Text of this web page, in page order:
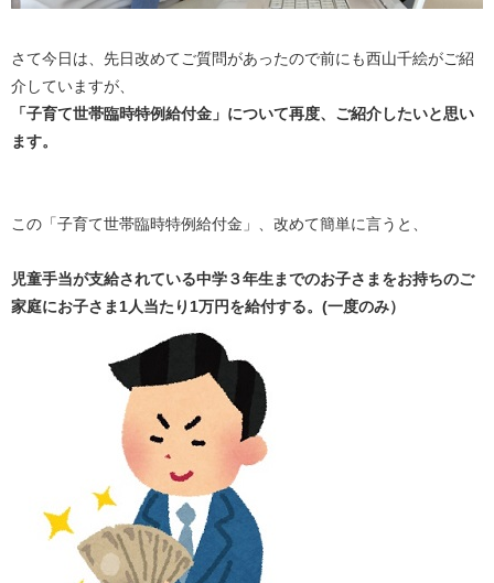
さて今日は、先日改めてご質問があったので前にも西山千絵がご紹
介していますが、
「子育て世帯臨時特例給付金」について再度、ご紹介したいと思い
ます。
この「子育て世帯臨時特例給付金」、改めて簡単に言うと、
児童手当が支給されている中学３年生までのお子さまをお持ちのご
家庭にお子さま1人当たり1万円を給付する。(一度のみ）